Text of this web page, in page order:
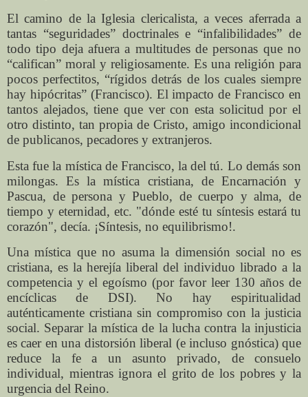
El camino de la Iglesia clericalista, a veces aferrada a
tantas “seguridades” doctrinales e “infalibilidades” de
todo tipo deja afuera a multitudes de personas que no
“califican” moral y religiosamente. Es una religión para
pocos perfectitos, “rígidos detrás de los cuales siempre
hay hipócritas” (Francisco). El impacto de Francisco en
tantos alejados, tiene que ver con esta solicitud por el
otro distinto, tan propia de Cristo, amigo incondicional
de publicanos, pecadores y extranjeros.
Esta fue la mística de Francisco, la del tú. Lo demás son
milongas. Es la mística cristiana, de Encarnación y
Pascua, de persona y Pueblo, de cuerpo y alma, de
tiempo y eternidad, etc. "dónde esté tu síntesis estará tu
corazón", decía. ¡Síntesis, no equilibrismo!.
Una mística que no asuma la dimensión social no es
cristiana, es la herejía liberal del individuo librado a la
competencia y el egoísmo (por favor leer 130 años de
encíclicas de DSI). No hay espiritualidad
auténticamente cristiana sin compromiso con la justicia
social. Separar la mística de la lucha contra la injusticia
es caer en una distorsión liberal (e incluso gnóstica) que
reduce la fe a un asunto privado, de consuelo
individual, mientras ignora el grito de los pobres y la
urgencia del Reino.